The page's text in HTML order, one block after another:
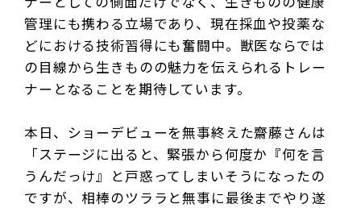
管理にも携わる立場であり、現在採血や投薬な
どにおける技術習得にも奮闘中。獣医ならでは
の目線から生きものの魅力を伝えられるトレー
ナーとなることを期待しています。
本日、ショーデビューを無事終えた齋藤さんは
「ステージに出ると、緊張から何度か『何を言
うんだっけ』と戸惑ってしまいそうになったの
ですが、相棒のツララと無事に最後までやり遂